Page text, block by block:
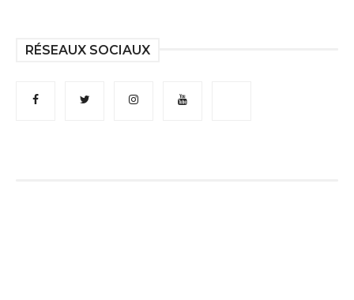
RÉSEAUX SOCIAUX